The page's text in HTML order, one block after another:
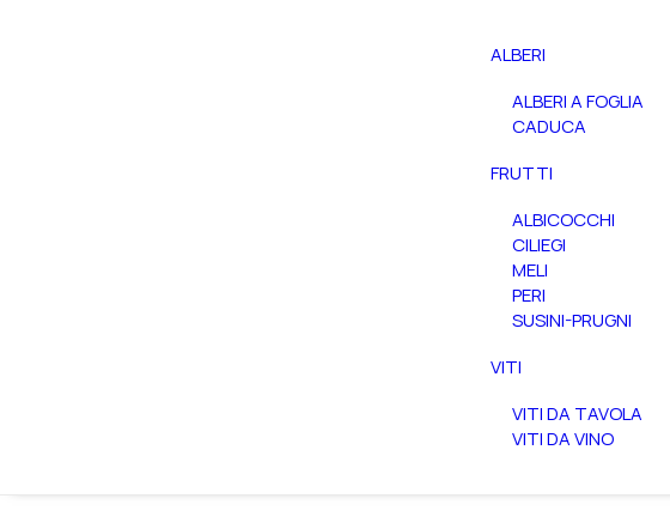
ALBERI
ALBERI A FOGLIA
CADUCA
FRUTTI
ALBICOCCHI
CILIEGI
MELI
PERI
SUSINI-PRUGNI
VITI
VITI DA TAVOLA
VITI DA VINO